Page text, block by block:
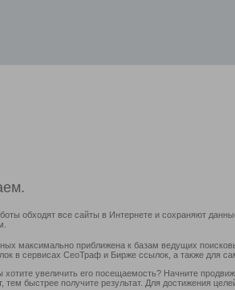
обходят все сайты в Интернете и сохраняют
максимально приближена к базам ведущих
в сервисах СеоТраф и Бирже ссылок, а также для
хотите увеличить его посещаемость? Начните
тем быстрее получите результат. Для достижения